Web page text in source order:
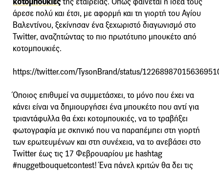
άρεσε πολύ και έτσι, με αφορμή και τη γιορτή του Αγίου
Βαλεντίνου, ξεκίνησαν ένα ξεχωριστό διαγωνισμό στο
Twitter, αναζητώντας το πιο πρωτότυπο μπουκέτο από
κοτομπουκιές.
https://twitter.com/TysonBrand/status/
Όποιος επιθυμεί να συμμετάσχει, το μόνο που έχει να
κάνει είναι να δημιουργήσει ένα μπουκέτο που αντί για
τριαντάφυλλα θα έχει κοτομπουκιές, να το τραβήξει
φωτογραφία με σκηνικό που να παραπέμπει στη γιορτή
των ερωτευμένων και στη συνέχεια, να το ανεβάσει στο
Twitter έως τις 17 Φεβρουαρίου με hashtag
#nuggetbouquetcontest! Ένα πάνελ κριτών θα δει τις